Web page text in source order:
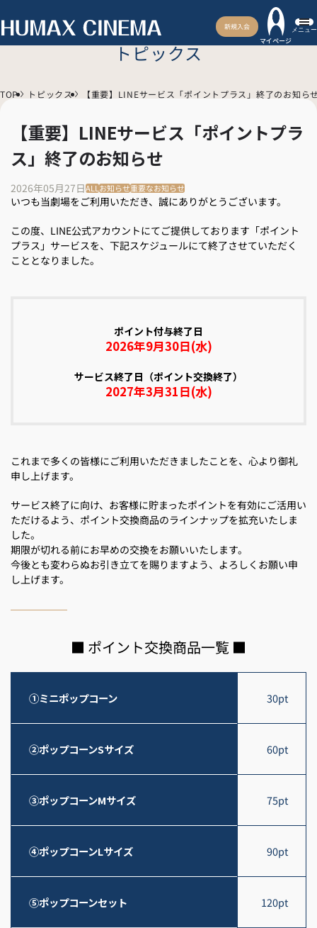
新規入会
マイページ
メニュー
トピックス
TOP トピックス 【重要】LINEサービス「ポイントプラス」終了のお知ら
【重要】LINEサービス「ポイントプラ
ス」終了のお知らせ
2026年05月27日ALLお知らせ重要なお知らせ
いつも当劇場をご利用いただき、誠にありがとうございます。
この度、LINE公式アカウントにてご提供しております「ポイント
プラス」サービスを、下記スケジュールにて終了させていただく
こととなりました。
ポイント付与終了日
2026年9月30日(水)
サービス終了日（ポイント交換終了）
2027年3月31日(水)
これまで多くの皆様にご利用いただきましたことを、心より御礼
申し上げます。
サービス終了に向け、お客様に貯まったポイントを有効にご活用い
ただけるよう、ポイント交換商品のラインナップを拡充いたしま
した。
期限が切れる前にお早めの交換をお願いいたします。
今後とも変わらぬお引き立てを賜りますよう、よろしくお願い申
し上げます。
■ ポイント交換商品一覧 ■
①ミニポップコーン 30pt
②ポップコーンSサイズ 60pt
③ポップコーンMサイズ 75pt
④ポップコーンLサイズ 90pt
⑤ポップコーンセット 120pt